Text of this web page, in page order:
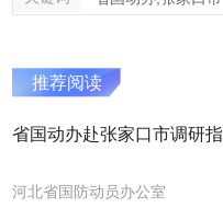
推荐阅读
河北省国防动员办公室